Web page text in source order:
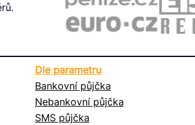
Dle parametru
Bankovní půjčka
Nebankovní půjčka
SMS půjčka